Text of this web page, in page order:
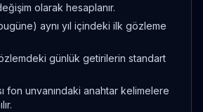
olarak hesaplanır.
aynı yıl içindeki ilk gözleme
günlük getirilerin standart
fon unvanındaki anahtar kelimelere